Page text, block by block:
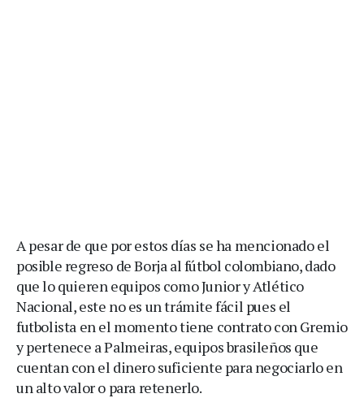
A pesar de que por estos días se ha mencionado el
posible regreso de Borja al fútbol colombiano, dado
que lo quieren equipos como Junior y Atlético
Nacional, este no es un trámite fácil pues el
futbolista en el momento tiene contrato con Gremio
y pertenece a Palmeiras, equipos brasileños que
cuentan con el dinero suficiente para negociarlo en
un alto valor o para retenerlo.